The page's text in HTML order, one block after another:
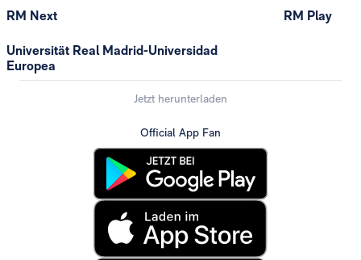
RM Next
Universität Real Madrid-Universidad
Europea
RM Play
Jetzt herunterladen
Official App Fan